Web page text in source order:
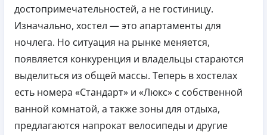
достопримечательностей, а не гостиницу.
Изначально, хостел — это апартаменты для
ночлега. Но ситуация на рынке меняется,
появляется конкуренция и владельцы стараются
выделиться из общей массы. Теперь в хостелах
есть номера «Стандарт» и «Люкс» с собственной
ванной комнатой, а также зоны для отдыха,
предлагаются напрокат велосипеды и другие